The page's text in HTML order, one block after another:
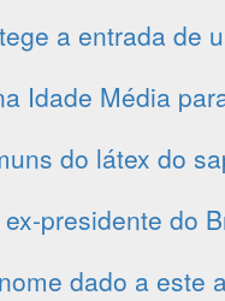
a entrada de
Idade Média
do látex do
presidente do
dado a este